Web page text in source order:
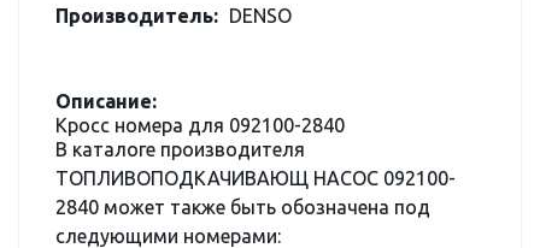
Производитель: DENSO
Описание:
Кросс номера для 092100-2840
В каталоге производителя
ТОПЛИВОПОДКАЧИВАЮЩ НАСОС 092100-
2840 может также быть обозначена под
следующими номерами: